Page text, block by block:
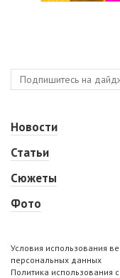
Новости
Статьи
Сюжеты
Фото
Условия использования
персональных данных
Политика использования